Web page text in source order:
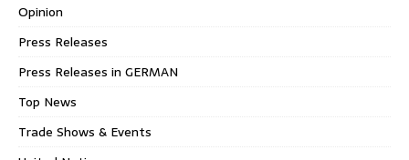
Opinion
Press Releases
Press Releases in GERMAN
Top News
Trade Shows & Events